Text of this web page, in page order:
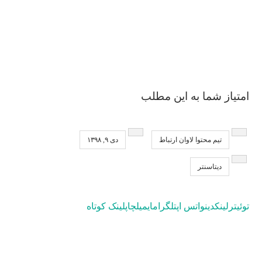
امتیاز شما به این مطلب
تیم محتوا لاوان ارتباط دی ۹, ۱۳۹۸
دیتاسنتر
توئیتر لینکدینواتس اپتلگرامایمیلچاپلینک کوتاه